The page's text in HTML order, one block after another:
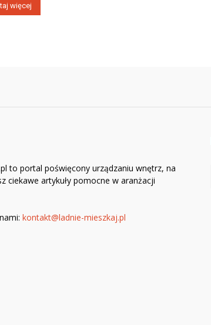
więcej
to portal poświęcony urządzaniu wnętrz, na
ciekawe artykuły pomocne w aranżacji
kontakt@ladnie-mieszkaj.pl